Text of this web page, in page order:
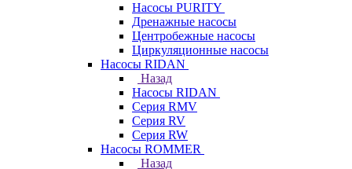
Насосы PURITY
Дренажные насосы
Центробежные насосы
Циркуляционные насосы
Насосы RIDAN
Назад
Насосы RIDAN
Серия RMV
Серия RV
Серия RW
Насосы ROMMER
Назад